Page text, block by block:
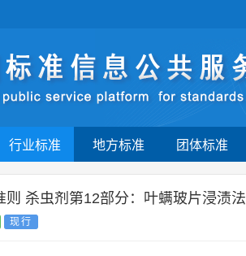
行业标准 地方标准 团体标准
杀虫剂第12部分：叶螨玻片浸渍法
现行